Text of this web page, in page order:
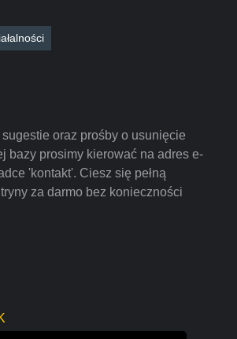
oraz prośby o usunięcie
bazy prosimy kierować na adres e-
'kontakt'. Ciesz się pełną
za darmo bez konieczności